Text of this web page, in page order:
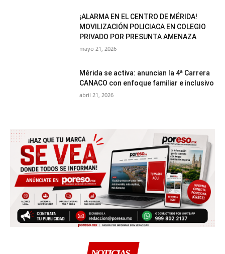
¡ALARMA EN EL CENTRO DE MÉRIDA!
MOVILIZACIÓN POLICIACA EN COLEGIO
PRIVADO POR PRESUNTA AMENAZA
mayo 21, 2026
Mérida se activa: anuncian la 4ª Carrera
CANACO con enfoque familiar e inclusivo
abril 21, 2026